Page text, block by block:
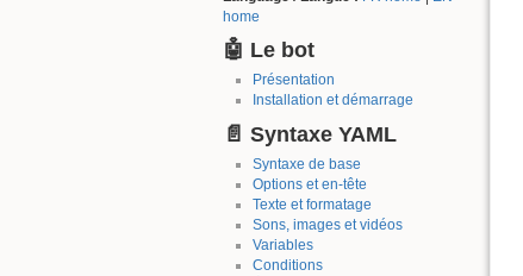
home
🤖 Le bot
Présentation
Installation et démarrage
📄 Syntaxe YAML
Syntaxe de base
Options et en-tête
Texte et formatage
Sons, images et vidéos
Variables
Conditions